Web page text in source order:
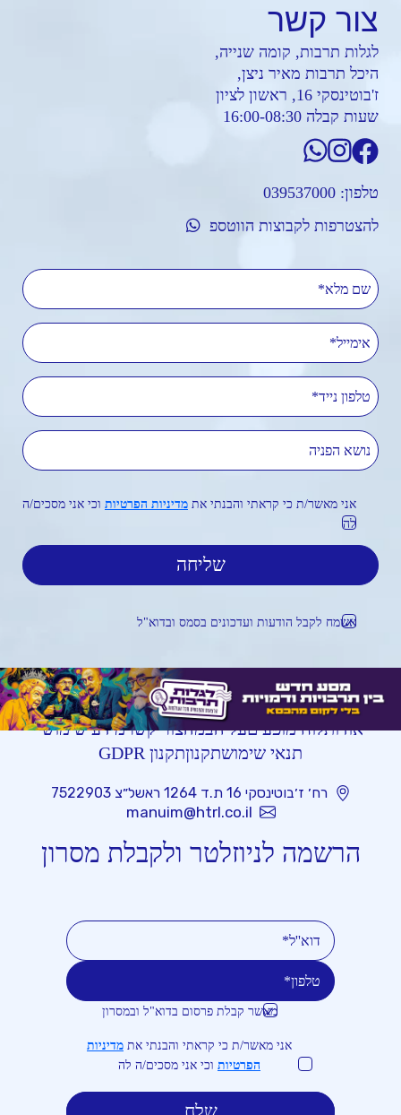
צור קשר
לגלות תרבות, קומה שנייה,
היכל תרבות מאיר ניצן,
ז'בוטינסקי 16, ראשון לציון
שעות קבלה 16:00-08:30
טלפון: 039537000
להצטרפות לקבוצות הווטספ
שם מלא
אימייל
טלפון נייד
נושא הפניה
אני מאשר/ת כי קראתי והבנתי את מדיניות הפרטיות וכי אני מסכים/ה
לה
אשמח לקבל הודעות ועדכונים בסמס ובדוא"ל
אודותלוח מופעיםעל הבמהצור קשרמידע שימושי
תנאי שימושתקנוןתקנון GDPR
רח׳ ז׳בוטינסקי 16 ת.ד 1264 ראשל״צ 7522903
manuim@htrl.co.il
הרשמה לניוזלטר ולקבלת מסרון
מאשר קבלת פרסום בדוא"ל ובמסרון
אני מאשר/ת כי קראתי והבנתי את מדיניות
הפרטיות וכי אני מסכים/ה לה